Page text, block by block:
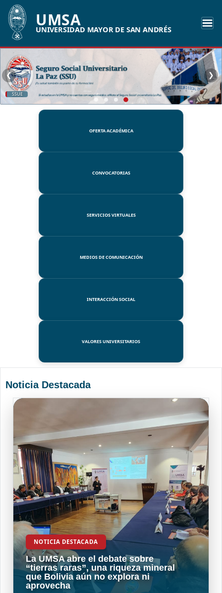
UMSA
UNIVERSIDAD MAYOR DE SAN ANDRÉS
SSUE
❮ ❯
OFERTA ACADÉMICA
CONVOCATORIAS
SERVICIOS VIRTUALES
MEDIOS DE COMUNICACIÓN
INTERACCIÓN SOCIAL
VALORES UNIVERSITARIOS
Noticia Destacada
NOTICIA DESTACADA
La UMSA abre el debate sobre
“tierras raras”, una riqueza mineral
que Bolivia aún no explora ni
aprovecha